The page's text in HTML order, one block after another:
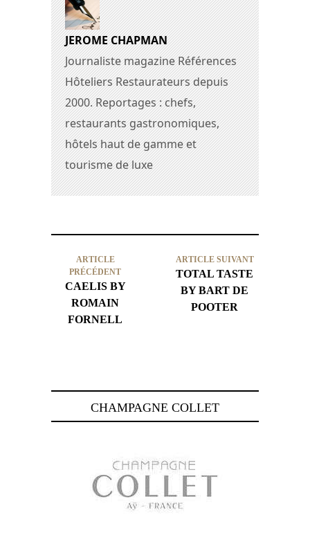
JEROME CHAPMAN
Journaliste magazine Références
Hôteliers Restaurateurs depuis
2000. Reportages : chefs,
restaurants gastronomiques,
hôtels haut de gamme et
tourisme de luxe
ARTICLE
PRÉCÉDENT
CAELIS BY
ROMAIN
FORNELL
ARTICLE SUIVANT
TOTAL TASTE
BY BART DE
POOTER
CHAMPAGNE COLLET